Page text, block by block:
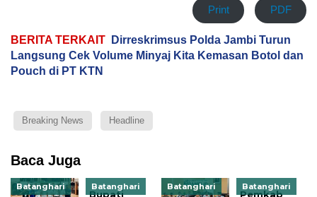
Print PDF
BERITA TERKAIT
Dirreskrimsus Polda Jambi Turun
Langsung Cek Volume Minyaj Kita Kemasan Botol dan
Pouch di PT KTN
Breaking News Headline
Baca Juga
Batanghari Batanghari
Bupati
Batanghari Batanghari
Pemkab